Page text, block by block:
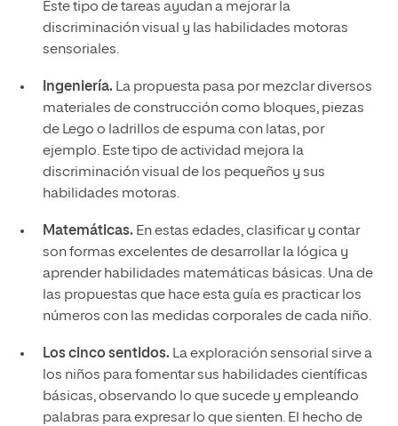
Este tipo de tareas ayudan a mejorar la
discriminación visual y las habilidades motoras
sensoriales.
Ingeniería. La propuesta pasa por mezclar diversos
materiales de construcción como bloques, piezas
de Lego o ladrillos de espuma con latas, por
ejemplo. Este tipo de actividad mejora la
discriminación visual de los pequeños y sus
habilidades motoras.
Matemáticas. En estas edades, clasificar y contar
son formas excelentes de desarrollar la lógica y
aprender habilidades matemáticas básicas. Una de
las propuestas que hace esta guía es practicar los
números con las medidas corporales de cada niño.
Los cinco sentidos. La exploración sensorial sirve a
los niños para fomentar sus habilidades científicas
básicas, observando lo que sucede y empleando
palabras para expresar lo que sienten. El hecho de